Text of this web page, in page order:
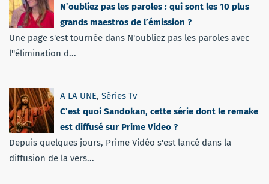
N’oubliez pas les paroles : qui sont les 10 plus
grands maestros de l’émission ?
Une page s'est tournée dans N'oubliez pas les paroles avec
l''élimination d...
A LA UNE, Séries Tv
C’est quoi Sandokan, cette série dont le remake
est diffusé sur Prime Video ?
Depuis quelques jours, Prime Vidéo s'est lancé dans la
diffusion de la vers...